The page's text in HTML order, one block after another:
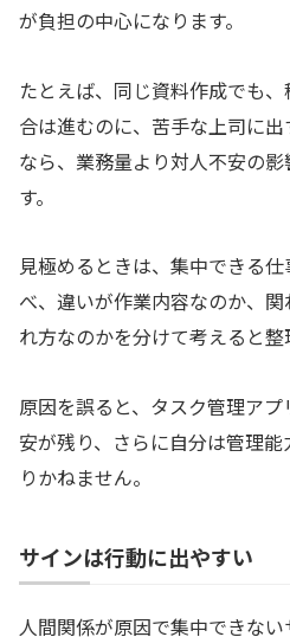
が負担の中心になります。
たとえば、同じ資料作成でも
合は進むのに、苦手な上司に
なら、業務量より対人不安の
す。
見極めるときは、集中できる
べ、違いが作業内容なのか、
れ方なのかを分けて考えると整
原因を誤ると、タスク管理ア
安が残り、さらに自分は管理
りかねません。
サインは行動に出やすい
人間関係が原因で集中できな